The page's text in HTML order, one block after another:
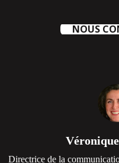
NOUS
Directrice de la